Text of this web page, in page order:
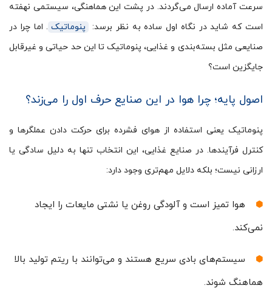
سرعت آماده ارسال می‌گردند. در پشت این هماهنگی، سیستمی نهفته
است که شاید در نگاه اول ساده به نظر برسد:
پنوماتیک . اما چرا در
صنایعی مثل بسته‌بندی و غذایی، پنوماتیک تا این حد حیاتی و غیرقابل
جایگزین است؟
اصول پایه؛ چرا هوا در این صنایع حرف اول را می‌زند؟
پنوماتیک یعنی استفاده از هوای فشرده برای حرکت دادن عملگرها و
کنترل فرآیندها. در صنایع غذایی، این انتخاب تنها به دلیل سادگی یا
ارزانی نیست؛ بلکه دلایل مهم‌تری وجود دارد:
هوا تمیز است و آلودگی روغن یا نشتی مایعات را ایجاد
نمی‌کند.
سیستم‌های بادی سریع هستند و می‌توانند با ریتم تولید بالا
هماهنگ شوند.